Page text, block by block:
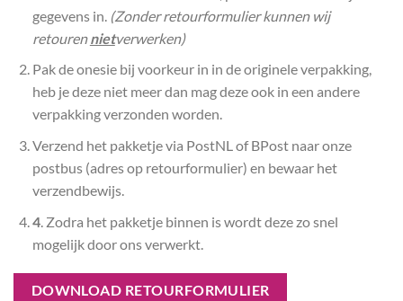
gegevens in. (Zonder retourformulier kunnen wij
retourennietverwerken)
Pak de onesie bij voorkeur in in de originele verpakking,
heb je deze niet meer dan mag deze ook in een andere
verpakking verzonden worden.
Verzend het pakketje via PostNL of BPost naar onze
postbus (adres op retourformulier) en bewaar het
verzendbewijs.
4. Zodra het pakketje binnen is wordt deze zo snel
mogelijk door ons verwerkt.
DOWNLOAD RETOURFORMULIER